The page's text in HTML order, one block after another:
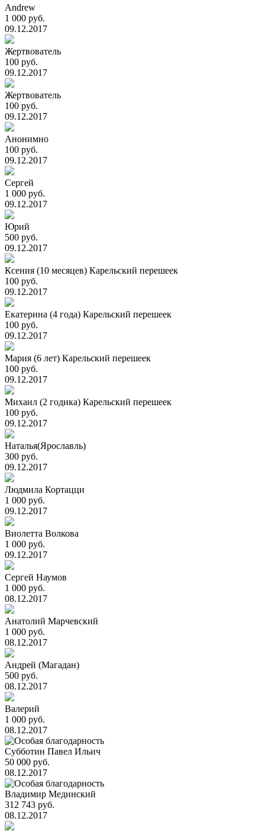
Andrew
1 000 руб.
09.12.2017
Жертвователь
100 руб.
09.12.2017
Жертвователь
100 руб.
09.12.2017
Анонимно
100 руб.
09.12.2017
Сергей
1 000 руб.
09.12.2017
Юрий
500 руб.
09.12.2017
Ксения (10 месяцев) Карельский перешеек
100 руб.
09.12.2017
Екатерина (4 года) Карельский перешеек
100 руб.
09.12.2017
Мария (6 лет) Карельский перешеек
100 руб.
09.12.2017
Михаил (2 годика) Карельский перешеек
100 руб.
09.12.2017
Наталья(Ярославль)
300 руб.
09.12.2017
Людмила Кортацци
1 000 руб.
09.12.2017
Виолетта Волкова
1 000 руб.
09.12.2017
Сергей Наумов
1 000 руб.
08.12.2017
Анатолий Марчевский
1 000 руб.
08.12.2017
Андрей (Магадан)
500 руб.
08.12.2017
Валерий
1 000 руб.
08.12.2017
Субботин Павел Ильич
50 000 руб.
08.12.2017
Владимир Мединский
312 743 руб.
08.12.2017